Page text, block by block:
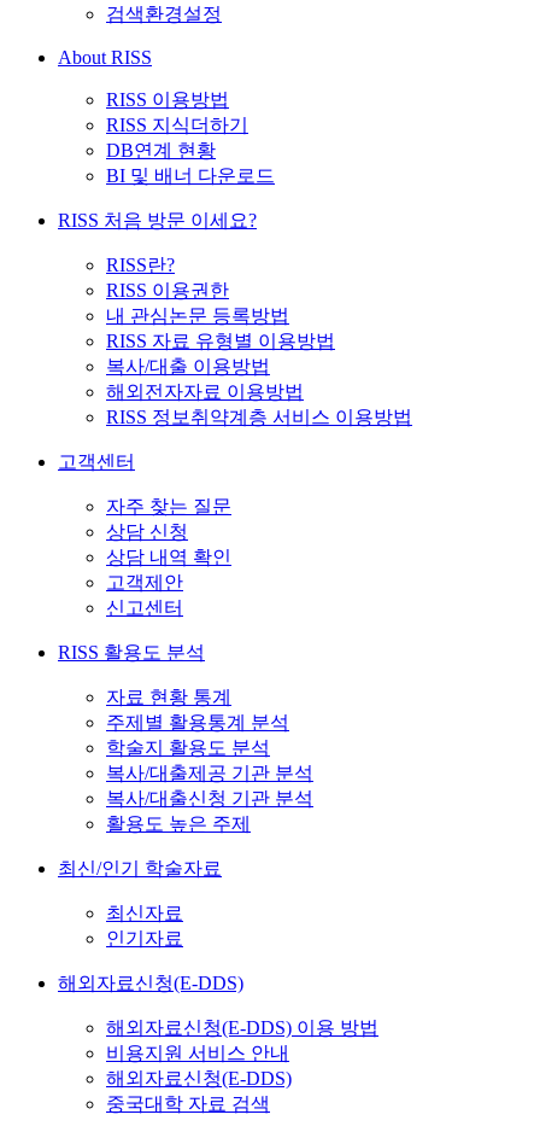
검색환경설정
About RISS
RISS 이용방법
RISS 지식더하기
DB연계 현황
BI 및 배너 다운로드
RISS 처음 방문 이세요?
RISS란?
RISS 이용권한
내 관심논문 등록방법
RISS 자료 유형별 이용방법
복사/대출 이용방법
해외전자자료 이용방법
RISS 정보취약계층 서비스 이용방법
고객센터
자주 찾는 질문
상담 신청
상담 내역 확인
고객제안
신고센터
RISS 활용도 분석
자료 현황 통계
주제별 활용통계 분석
학술지 활용도 분석
복사/대출제공 기관 분석
복사/대출신청 기관 분석
활용도 높은 주제
최신/인기 학술자료
최신자료
인기자료
해외자료신청(E-DDS)
해외자료신청(E-DDS) 이용 방법
비용지원 서비스 안내
해외자료신청(E-DDS)
중국대학 자료 검색